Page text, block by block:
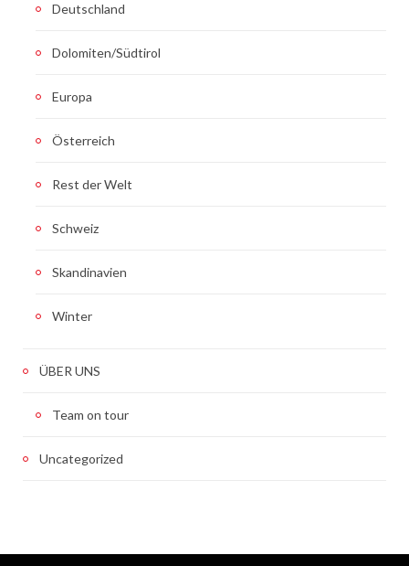
Deutschland
Dolomiten/Südtirol
Europa
Österreich
Rest der Welt
Schweiz
Skandinavien
Winter
ÜBER UNS
Team on tour
Uncategorized